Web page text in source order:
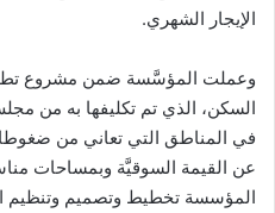
الإيجار الشهري.
وعملت المؤسَّسة ضمن مشروع
السكن، الذي تم تكليفها به من
عن القيمة السوقيَّة وبمساحات
المؤسسة تخطيط وتصميم وتنظيم